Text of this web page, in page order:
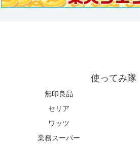
使ってみ隊
無印良品
セリア
ワッツ
業務スーパー